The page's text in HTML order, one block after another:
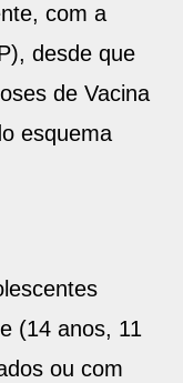
com a
desde que
de Vacina
esquema
(14 anos, 11
ou com